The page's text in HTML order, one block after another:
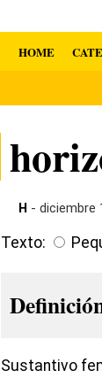
HOME
H - diciembre
Texto:
Sustantivo